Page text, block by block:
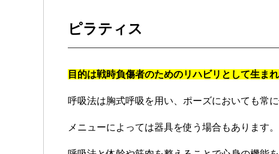
ピラティス
目的は戦時負傷者のためのリハビリとして生ま
呼吸法は胸式呼吸を用い、ポーズにおいても常
メニューによっては器具を使う場合もあります。